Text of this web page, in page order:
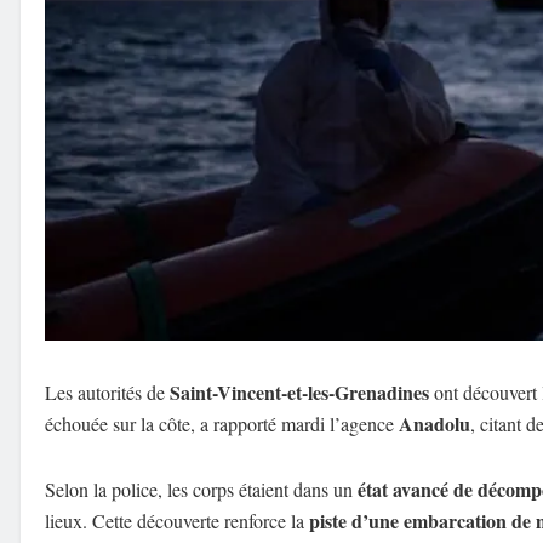
Les autorités deSaint-Vincent-et-les-Grenadinesont
échouée sur la côte, a rapporté mardi l’agenceAnadolu, citant
Selon la police, les corps étaient dans un état avancé de
lieux. Cette découverte renforce la piste d’une embarcation de